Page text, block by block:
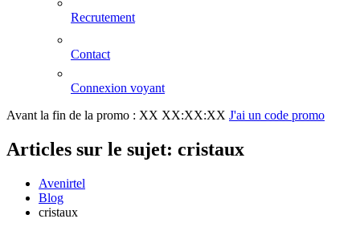
Recrutement
Contact
Connexion voyant
Avant la fin de la promo : XX XX:XX:XX J'ai un code promo
Articles sur le sujet: cristaux
Avenirtel
Blog
cristaux